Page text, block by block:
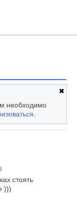
✖
необходимо
.
стоять
)))